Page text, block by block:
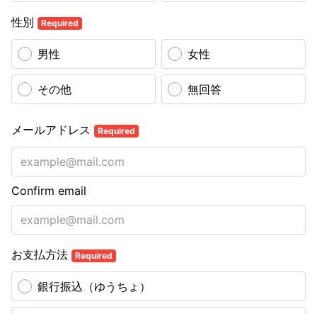
性別 Required
男性 女性
その他 無回答
メールアドレス Required
Confirm email
お支払方法 Required
銀行振込（ゆうちょ）